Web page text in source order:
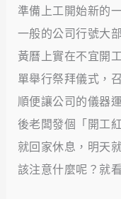
準備上工開始新的
一般的公司行號大
黃曆上實在不宜開
單舉行祭拜儀式，
順便讓公司的儀器
後老闆發個「開工
就回家休息，明天
該注意什麼呢？就